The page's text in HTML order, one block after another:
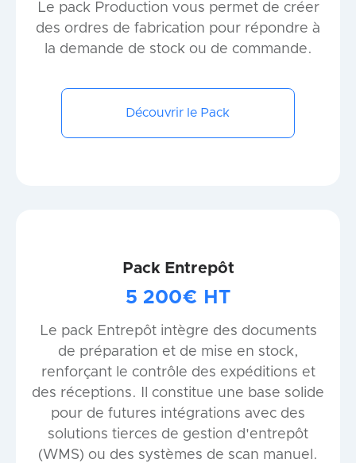
Le pack Production vous permet de créer
des ordres de fabrication pour répondre à
la demande de stock ou de commande.
Découvrir le Pack
Pack Entrepôt
5 200€ HT
Le pack Entrepôt intègre des documents
de préparation et de mise en stock,
renforçant le contrôle des expéditions et
des réceptions. Il constitue une base solide
pour de futures intégrations avec des
solutions tierces de gestion d'entrepôt
(WMS) ou des systèmes de scan manuel.